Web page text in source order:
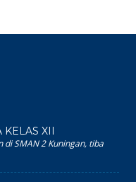
KELAS XII
SMAN 2 Kuningan, tiba